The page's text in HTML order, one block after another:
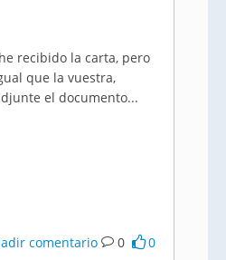
recibido la carta, pero
que la vuestra,
el documento...
comentario 0 0